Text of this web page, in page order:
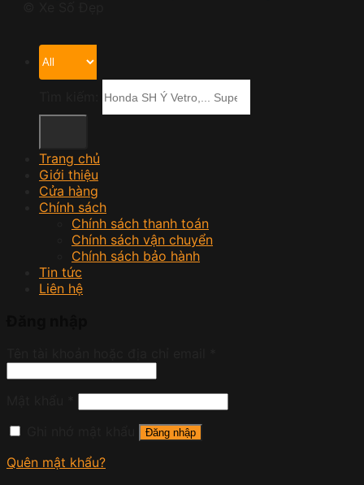
Trang chủ
Giới thiệu
Cửa hàng
Chính sách
Chính sách thanh toán
Chính sách vận chuyển
Chính sách bảo hành
Tin tức
Liên hệ
Đăng nhập
Quên mật khẩu?